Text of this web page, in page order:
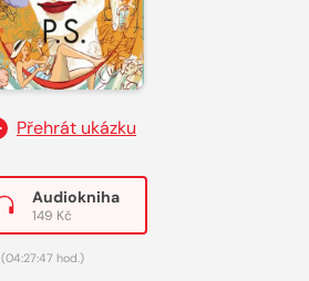
Přehrát ukázku
Audiokniha
149 Kč
(04:27:47 hod.)